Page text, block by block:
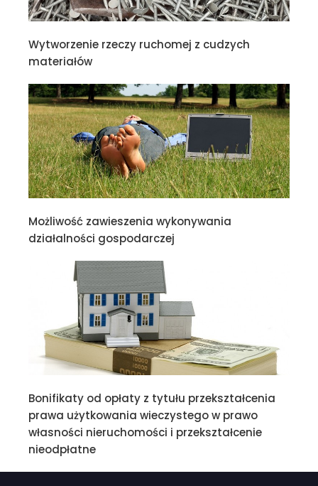
Wytworzenie rzeczy ruchomej z cudzych
materiałów
Możliwość zawieszenia wykonywania
działalności gospodarczej
Bonifikaty od opłaty z tytułu przekształcenia
prawa użytkowania wieczystego w prawo
własności nieruchomości i przekształcenie
nieodpłatne